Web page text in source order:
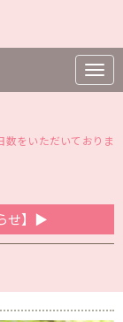
N
a
a
をいただいておりま
せ】▶